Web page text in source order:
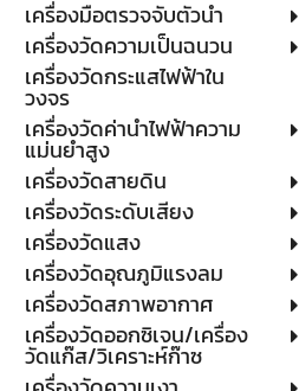
เครื่องมือตรวจจับตัวนำ
เครื่องวัดความเป็นฉนวน
เครื่องวัดกระแสไฟฟ้าใน
วงจร
เครื่องวัดค่านำไฟฟ้าความ
แม่นยำสูง
เครื่องวัดสายดิน
เครื่องวัดระดับเสียง
เครื่องวัดแสง
เครื่องวัดอุณภูมิแรงลม
เครื่องวัดสภาพอากาศ
เครื่องวัดออกซิเจน/เครื่อง
วัดแก๊ส/วิเคราะห์ก๊าซ